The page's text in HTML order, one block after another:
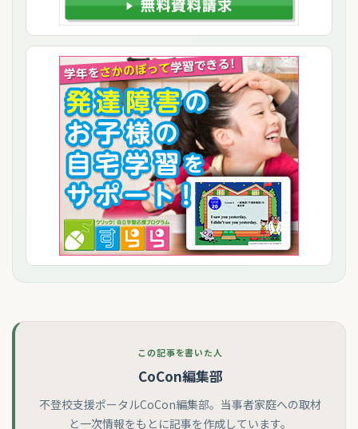
この記事を書いた人
CoCon編集部
不登校支援ポータルCoCon編集部。当事者家庭への取材
と一次情報をもとに記事を作成しています。